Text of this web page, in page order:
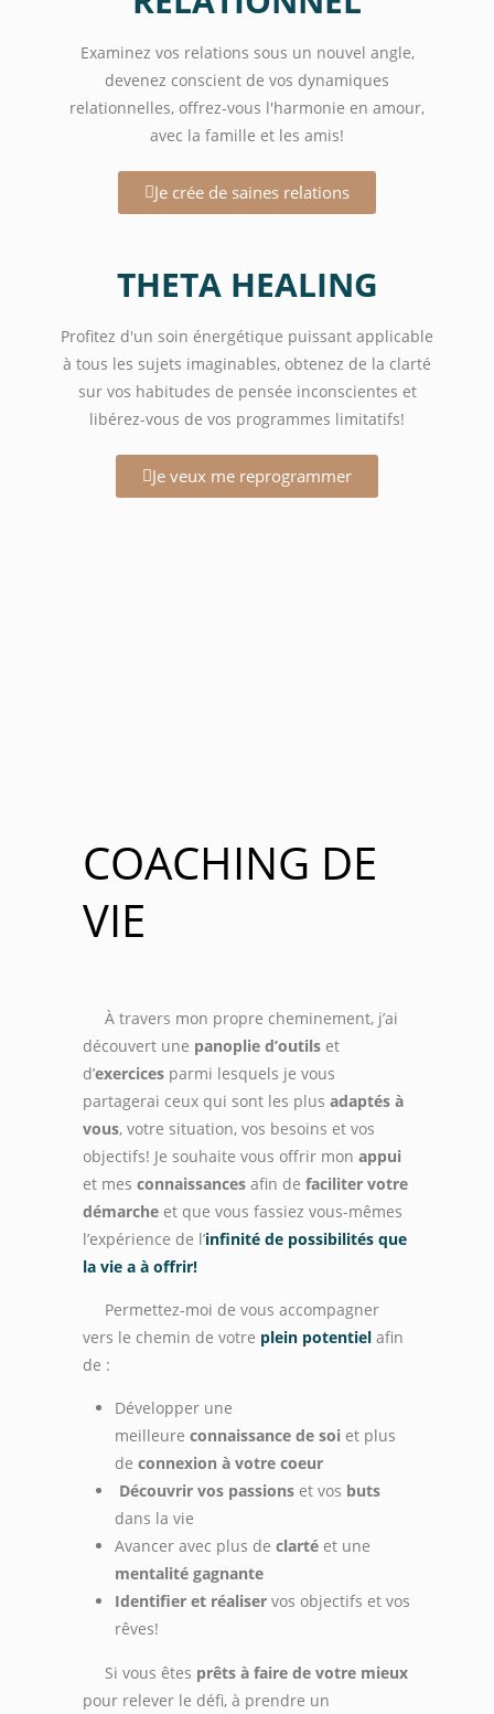
Examinez vos relations sous un nouvel angle,
devenez conscient de vos dynamiques
relationnelles, offrez-vous l'harmonie en amour,
avec la famille et les amis!
Je crée de saines relations
THETA HEALING
Profitez d'un soin énergétique puissant applicable
à tous les sujets imaginables, obtenez de la clarté
sur vos habitudes de pensée inconscientes et
libérez-vous de vos programmes limitatifs!
Je veux me reprogrammer
COACHING DE
VIE
À travers mon propre cheminement, j’ai
découvert une panoplie d’outils et
d’exercicesparmi lesquels je vous
partagerai ceux qui sont les plus adaptés à
vous, votre situation, vos besoins et vos
objectifs! Je souhaite vous offrir mon appui
et mes connaissancesafin de faciliter votre
démarcheet que vous fassiez vous-mêmes
l’expérience de l’infinité de possibilités que
la vie a à offrir!
Permettez-moi de vous accompagner
vers le chemin de votre plein potentielafin
de :
Développer une
meilleure connaissance de soi et plus
de connexion à votre coeur
Découvrir vos passionset vos buts
dans la vie
Avancer avec plus de clartéet une
mentalité gagnante
Identifier et réaliser vos objectifs et vos
rêves!
Si vous êtes prêts à faire de votre mieux
pour relever le défi, à prendre un